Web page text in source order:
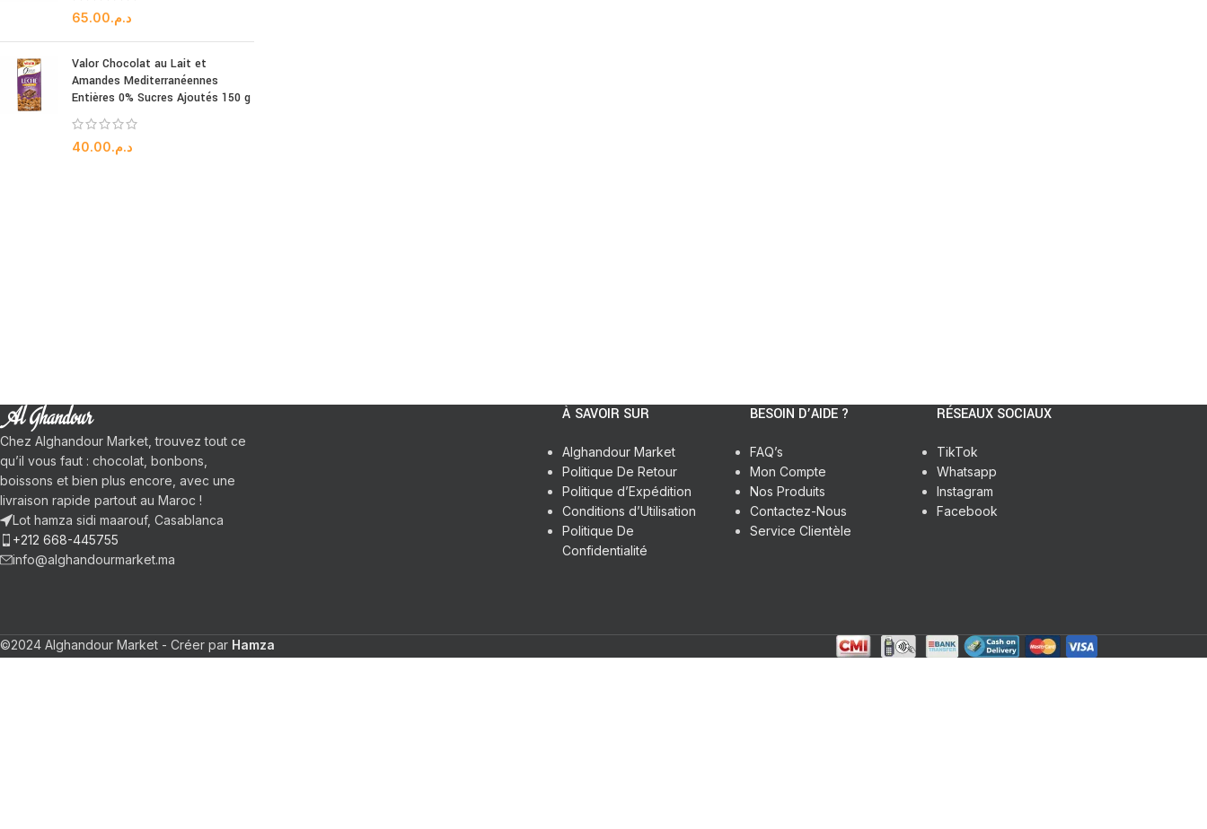
د.م.65.00
Valor Chocolat au Lait et
Amandes Mediterranéennes
Entières 0% Sucres Ajoutés 150 g
د.م.40.00
Chez Alghandour Market, trouvez tout ce
qu’il vous faut : chocolat, bonbons,
boissons et bien plus encore, avec une
livraison rapide partout au Maroc !
Lot hamza sidi maarouf, Casablanca
+212 668-445755
info@alghandourmarket.ma
À SAVOIR SUR
Alghandour Market
Politique De Retour
Politique d’Expédition
Conditions d’Utilisation
Politique De
Confidentialité
BESOIN D’AIDE ?
FAQ’s
Mon Compte
Nos Produits
Contactez-Nous
Service Clientèle
RÉSEAUX SOCIAUX
TikTok
Whatsapp
Instagram
Facebook
©2024 Alghandour Market - Créer par Hamza